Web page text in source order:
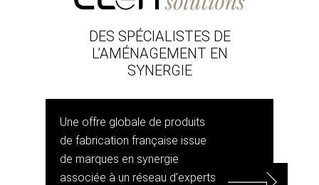
DES SPÉCIALISTES DE
L’AMÉNAGEMENT EN
SYNERGIE
Une offre globale de produits
de fabrication française issue
de marques en synergie
associée à un réseau d’experts